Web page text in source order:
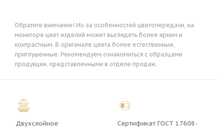
Обратите внимание! Из-за особенностей цветопередачи, на
мониторе цвет изделий может выглядеть более ярким и
контрастным. В оригинале цвета более естественные,
приглушенные. Рекомендуем ознакомиться с образцами
продукции, представленными в отделе продаж.
Двухслойное
Сертификат ГОСТ 17608-